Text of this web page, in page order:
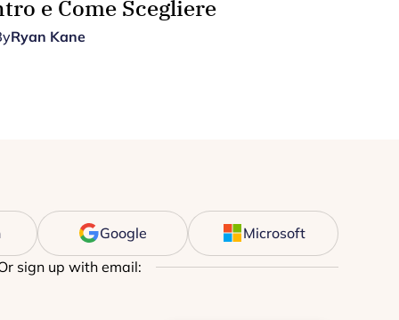
e Come Scegliere
Ryan Kane
Google Microsoft
sign up with email: